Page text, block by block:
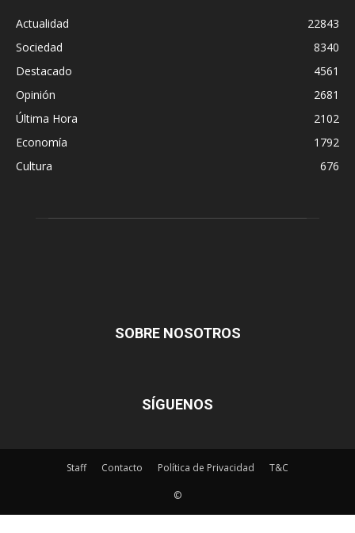
Actualidad
22843
Sociedad
8340
Destacado
4561
Opinión
2681
Última Hora
2102
Economía
1792
Cultura
676
SOBRE NOSOTROS
SÍGUENOS
Staff Contacto Política de Privacidad T&C
©